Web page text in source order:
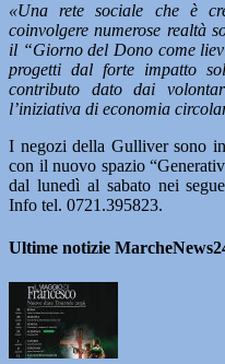
«Una rete sociale che è
coinvolgere numerose realtà
il “Giorno del Dono come
progetti dal forte impatto
contributo dato dai
l’iniziativa di economia
I negozi della Gulliver sono
con il nuovo spazio
dal lunedì al sabato nei
Info tel. 0721.395823.
Ultime notizie